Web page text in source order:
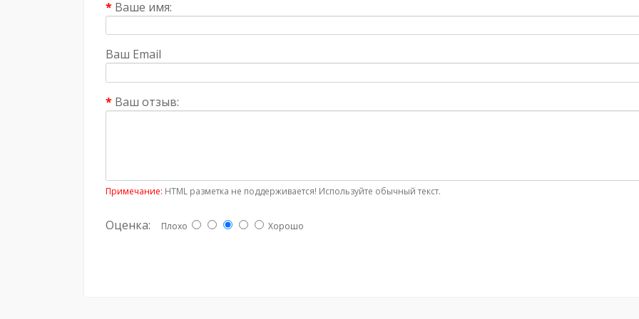
Ваше имя:
Ваш Email
Ваш отзыв:
Примечание: HTML разметка не поддерживается! Используйте обычный текст.
Оценка: Плохо Хорошо